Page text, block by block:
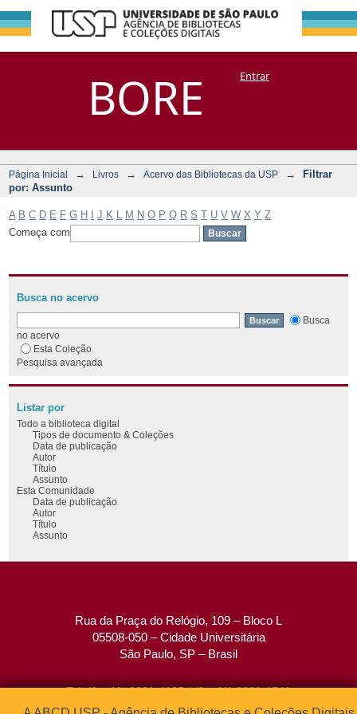
BORE
Filtrar por:
Assunto
DSpace/Manakin + CoriscoEntrar
Página Inicial → Livros → Acervo das Bibliotecas da USP →
Filtrar
por: Assunto
A B C D E F G H J K M N O P Q R S T U V W X Y Z
Começa com
Busca no acervo
Busca
no acervo
Esta Coleção
Pesquisa avançada
Listar por
Todo a biblioteca digital
Tipos de documento & Coleções
Data de publicação
Autor
Título
Assunto
Esta Comunidade
Data de publicação
Autor
Título
Assunto
Rua da Praça do Relógio, 109 – Bloco L
05508-050 – Cidade Universitária
São Paulo, SP – Brasil
Tel: (0xx11) 3091-4195 / (0xx11) 3091-1541
Fax: (0xx11) 3091-1567